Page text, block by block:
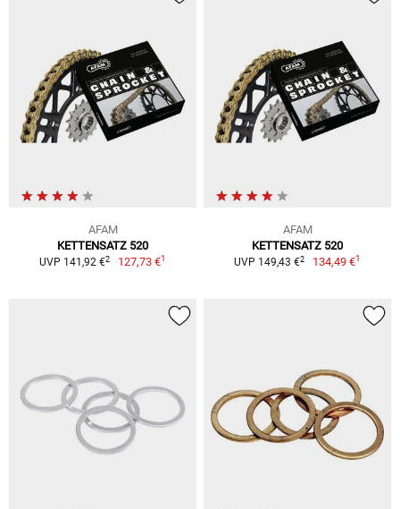
AFAM
KETTENSATZ 520
UVP 141,92 €2 127,73 €1
AFAM
KETTENSATZ 520
UVP 149,43 €2 134,49 €1